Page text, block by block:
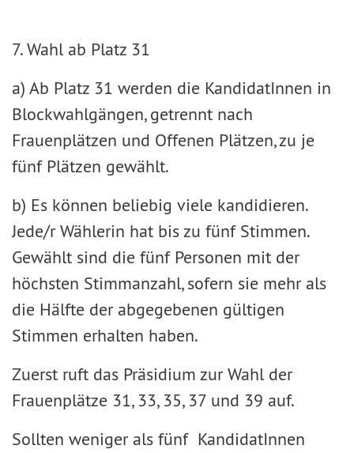
7. Wahl ab Platz 31
a) Ab Platz 31 werden die KandidatInnen in
Blockwahlgängen, getrennt nach
Frauenplätzen und Offe­nen Plätzen, zu je
fünf Plätzen gewählt.
b) Es können beliebig viele kandidieren.
Jede/r Wählerin hat bis zu fünf Stimmen.
Gewählt sind die fünf Personen mit der
höchsten Stimmanzahl, sofern sie mehr als
die Hälfte der abgegebenen gültigen
Stimmen erhalten haben.
Zuerst ruft das Präsidium zur Wahl der
Frauenplätze 31, 33, 35, 37 und 39 auf.
Sollten weniger als fünf KandidatInnen